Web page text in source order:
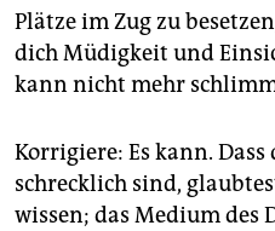
Plätze im Zug zu
dich Müdigkeit und
kann nicht mehr
Korrigiere: Es kann.
schrecklich sind,
wissen; das Medium des